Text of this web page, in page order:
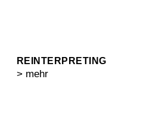
REINTERPRETING
> mehr